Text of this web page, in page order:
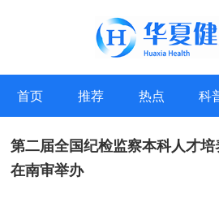
首页 推荐 热点 科
第二届全国纪检监察本科人才
在南审举办